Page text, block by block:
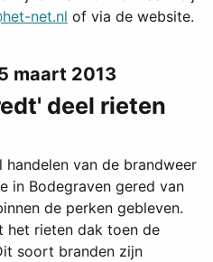
net.nl of via de website.
maart 2013
deel rieten
van de brandweer
in Bodegraven gered van
de perken gebleven.
het rieten dak toen de
soort branden zijn